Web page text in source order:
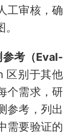
工审核，确
考（Eval-
区别于其他
个需求，研
参考，列出
需要验证的